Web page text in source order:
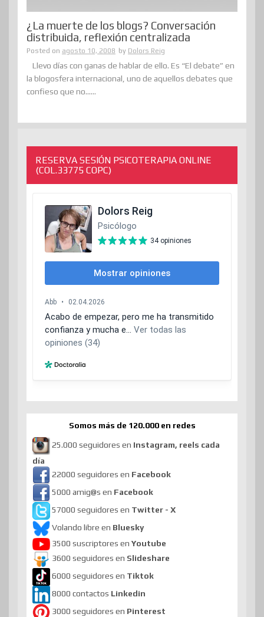
¿La muerte de los blogs? Conversación
distribuida, reflexión centralizada
Posted on agosto 10, 2008 by Dolors Reig
Llevo días con ganas de hablar de ello. Es “El debate” en
la blogosfera internacional, uno de aquellos debates que
confieso que no......
RESERVA SESIÓN PSICOTERAPIA ONLINE
(COL.33775 COPC)
Somos más de 120.000 en redes
25.000 seguidores en Instagram, reels cada
día
22000 seguidores en Facebook
5000 amig@s en Facebook
57000 seguidores en Twitter - X
Volando libre en Bluesky
3500 suscriptores en Youtube
3600 seguidores en Slideshare
6000 seguidores en Tiktok
8000 contactos Linkedin
3000 seguidores en Pinterest